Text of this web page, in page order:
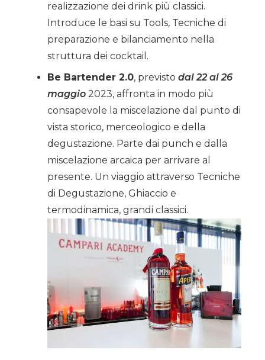
realizzazione dei drink più classici.
Introduce le basi su Tools, Tecniche di
preparazione e bilanciamento nella
struttura dei cocktail.
Be Bartender 2.0, previsto dal 22 al 26
maggio 2023, affronta in modo più
consapevole la miscelazione dal punto di
vista storico, merceologico e della
degustazione. Parte dai punch e dalla
miscelazione arcaica per arrivare al
presente. Un viaggio attraverso Tecniche
di Degustazione, Ghiaccio e
termodinamica, grandi classici.